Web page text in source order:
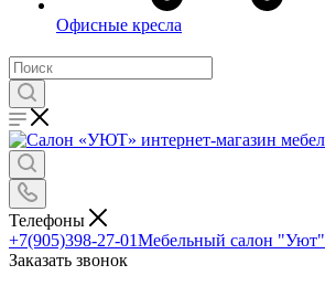
Офисные кресла
Телефоны
+7(905)398-27-01Мебельный салон "Уют"
Заказать звонок